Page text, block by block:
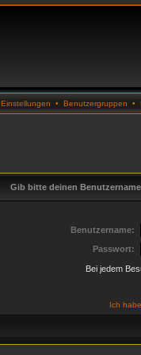
Einstellungen • Benutzergruppen •
Gib bitte deinen
Benutzername:
Passwort:
Bei jedem
Ich